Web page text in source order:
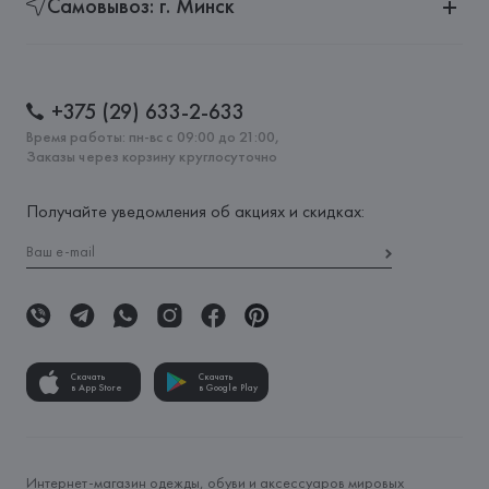
+375 (29) 633-2-633
Время работы: пн-вс с 09:00 до 21:00,
Заказы через корзину круглосуточно
Получайте уведомления об акциях и скидках:
Скачать
в App Store
Скачать
в Google Play
Интернет-магазин одежды, обуви и аксессуаров мировых